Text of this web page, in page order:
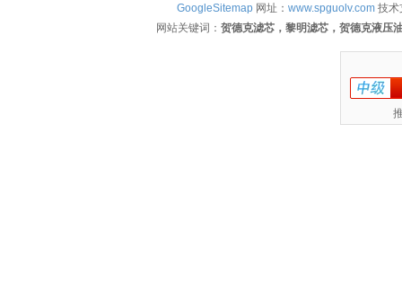
GoogleSitemap 网址： www.spguolv.com 技术
网站关键词： 贺德克滤芯，黎明滤芯，贺德克液压